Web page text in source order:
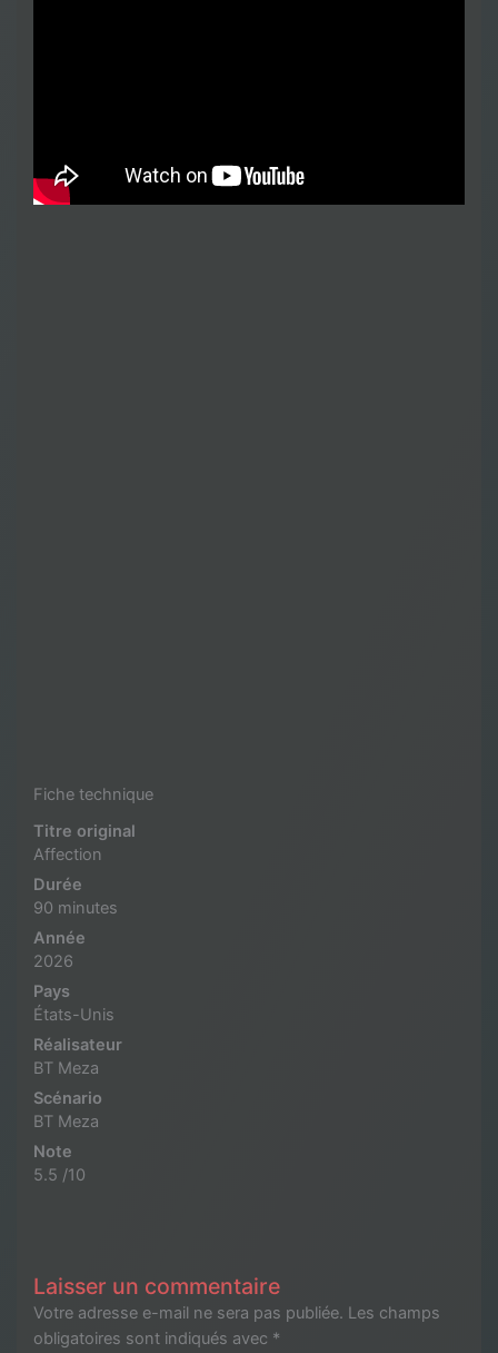
Fiche technique
Titre original
Affection
Durée
90 minutes
Année
2026
Pays
États-Unis
Réalisateur
BT Meza
Scénario
BT Meza
Note
5.5 /10
Laisser un commentaire
Votre adresse e-mail ne sera pas publiée. Les champs
obligatoires sont indiqués avec *